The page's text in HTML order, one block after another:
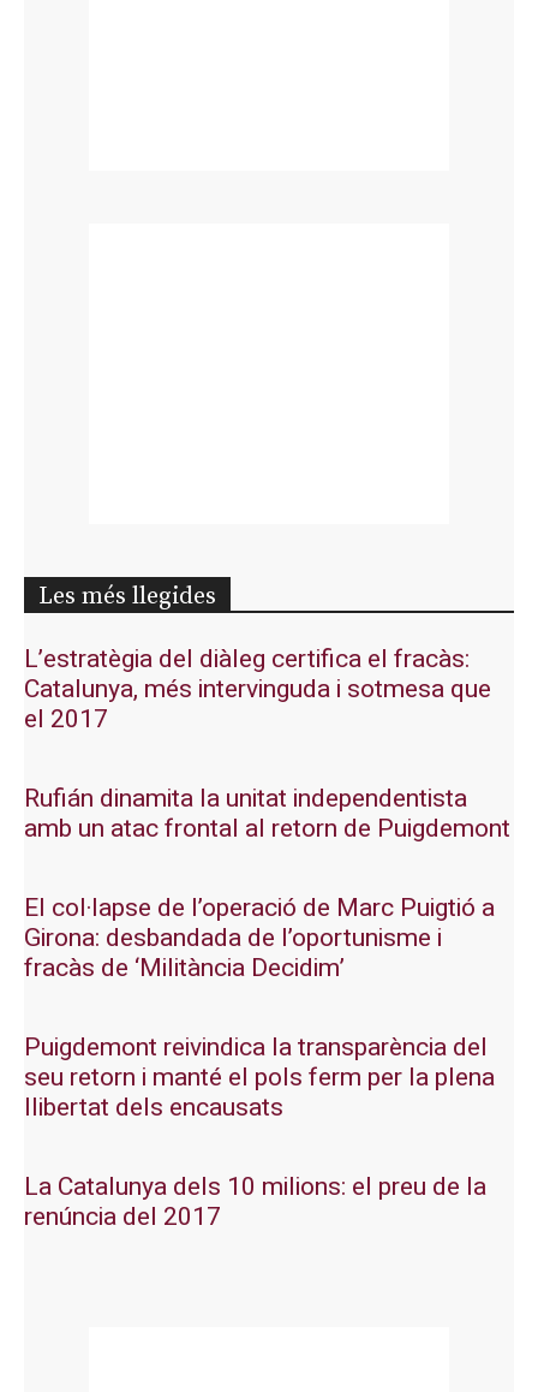
Les més llegides
L’estratègia del diàleg certifica el fracàs:
Catalunya, més intervinguda i sotmesa que
el 2017
Rufián dinamita la unitat independentista
amb un atac frontal al retorn de Puigdemont
El col·lapse de l’operació de Marc Puigtió a
Girona: desbandada de l’oportunisme i
fracàs de ‘Militància Decidim’
Puigdemont reivindica la transparència del
seu retorn i manté el pols ferm per la plena
llibertat dels encausats
La Catalunya dels 10 milions: el preu de la
renúncia del 2017